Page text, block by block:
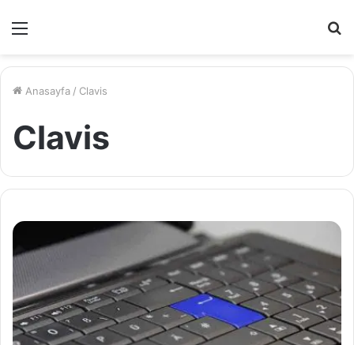
Menü
Anasayfa / Clavis
Clavis